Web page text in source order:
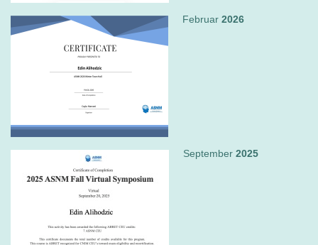
Februar 2026
September 2025